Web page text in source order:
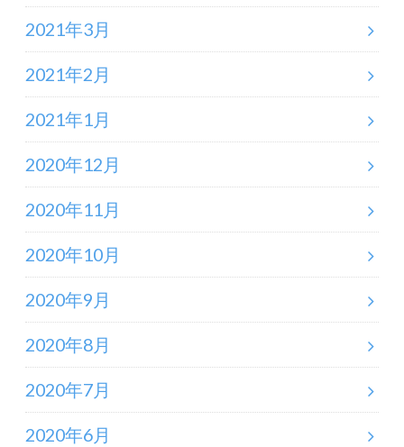
2021年3月
2021年2月
2021年1月
2020年12月
2020年11月
2020年10月
2020年9月
2020年8月
2020年7月
2020年6月